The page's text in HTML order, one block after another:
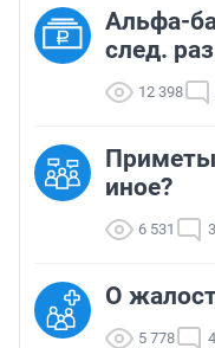
Альфа-
след.
12 398
Приметы
иное?
6 531
О
5 778